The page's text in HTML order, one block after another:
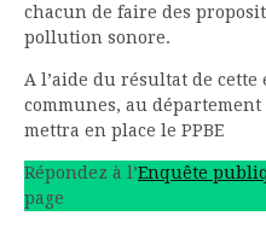
chacun de faire des
pollution sonore.
A l’aide du résultat de cette
communes, au
mettra en place le PPBE
Répondez à l’Enquête
page